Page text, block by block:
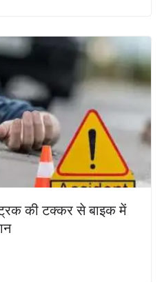
ट्रक की टक्कर से बाइक में